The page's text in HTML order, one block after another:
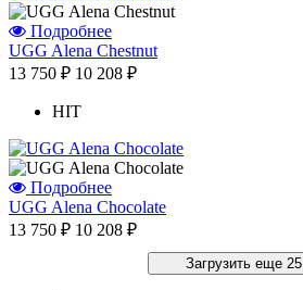
Подробнее
UGG Alena Chestnut
13 750 ₽ 10 208 ₽
HIT
Подробнее
UGG Alena Chocolate
13 750 ₽ 10 208 ₽
Загрузить еще 25